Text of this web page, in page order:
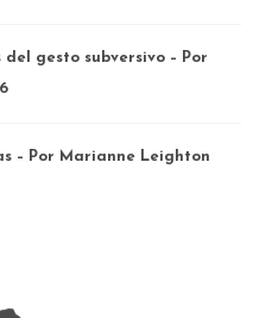
gesto subversivo – Por
– Por Marianne Leighton